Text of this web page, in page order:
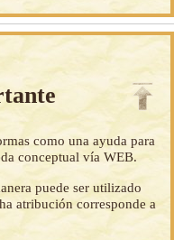
como una ayuda para
conceptual vía WEB.
puede ser utilizado
atribución corresponde a